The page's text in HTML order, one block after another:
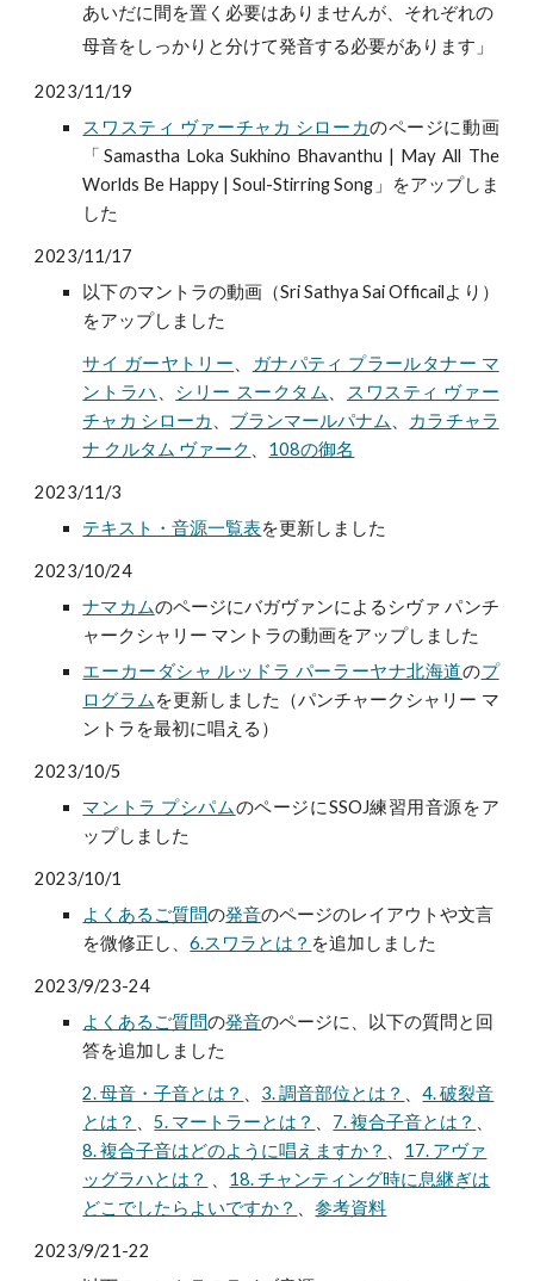
あいだに間を置く必要はありませんが、それぞれの
母音をしっかりと分けて発音する必要があります」
2023/11/19
スワスティ ヴァーチャカ シローカのページに動画
「Samastha Loka Sukhino Bhavanthu | May All The
Worlds Be Happy | Soul-Stirring Song」をアップしま
した
2023/11/17
以下のマントラの動画（Sri Sathya Sai Officailより）
をアップしました
サイ ガーヤトリー
ガナパティ プラールタナー マ
ントラハ
シリー スークタム
スワスティ ヴァー
チャカ シローカ
ブランマールパナム
カラチャラ
ナ クルタム ヴァーク
108の御名
2023/11/3
テキスト・音源一覧表を更新しました
2023/10/24
ナマカムのページにバガヴァンによるシヴァ パンチ
ャークシャリー マントラの動画をアップしました
エーカーダシャ ルッドラ パーラーヤナ北海道のプ
ログラム を更新しました（パンチャークシャリー マ
ントラを最初に唱える）
2023/10/5
マントラ プシパムのページにSSOJ練習用音源をア
ップしました
2023/10/1
よくあるご質問の発音のページのレイアウトや文言
を微修正し、6.スワラとは？ を追加しました
2023/9/23-24
よくあるご質問の発音のページに、以下の質問と回
答を追加しました
2. 母音・子音とは？ 3. 調音部位とは？ 、4. 破裂音
とは？
、5. マートラーとは？ 7. 複合子音とは？
8. 複合子音はどのように唱えますか？
17. アヴァ
ッグラハとは？
18. チャンティング時に息継ぎは
どこでしたらよいですか？
、参考資料
2023/9/21-22